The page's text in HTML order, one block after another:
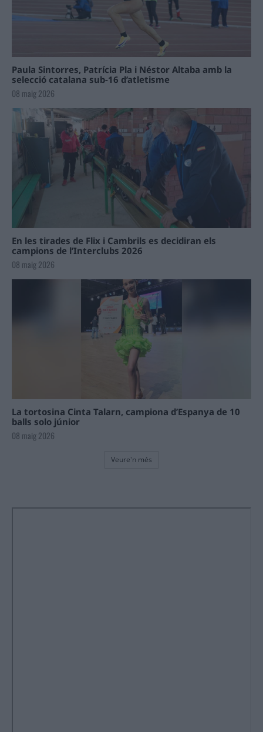
Paula Sintorres, Patrícia Pla i Néstor Altaba amb la
selecció catalana sub-16 d’atletisme
08 maig 2026
En les tirades de Flix i Cambrils es decidiran els
campions de l’Interclubs 2026
08 maig 2026
La tortosina Cinta Talarn, campiona d’Espanya de 10
balls solo júnior
08 maig 2026
Veure'n més